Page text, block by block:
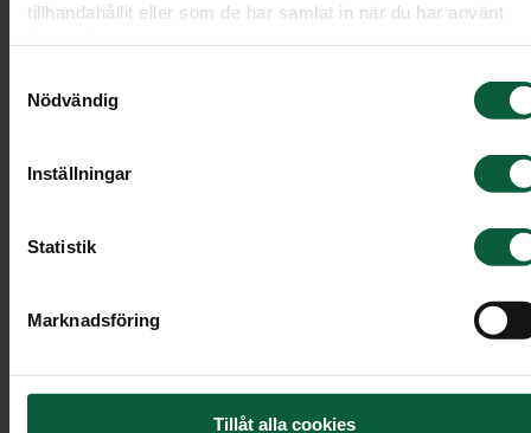
tillhandahållit eller som de har samlat in när du har använt
Nödvändig
Inställningar
Statistik
Marknadsföring
Tillåt alla cookies
Kista Tradition, lindblomsgrön
Tradition är en stilfull kista tillverkad av
Inredningen består av en vadderad bädd, klädda